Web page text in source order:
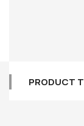
PRODUCT